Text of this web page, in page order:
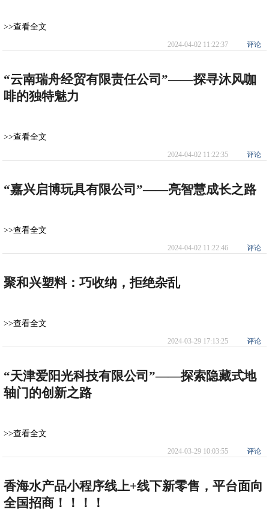
>>查看全文
2024-04-02 11:22:37 评论
“云南瑞舟经贸有限责任公司”——探寻沐风咖
啡的独特魅力
>>查看全文
2024-04-02 11:22:35 评论
“嘉兴启博玩具有限公司”——亮智慧成长之路
>>查看全文
2024-04-02 11:22:46 评论
聚和兴塑料：巧收纳，拒绝杂乱
>>查看全文
2024-03-29 17:13:25 评论
“天津爱阳光科技有限公司”——探索隐藏式地
轴门的创新之路
>>查看全文
2024-03-29 10:03:55 评论
香海水产品小程序线上+线下新零售，平台面向
全国招商！！！！